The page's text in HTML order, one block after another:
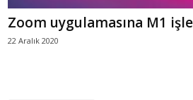
Zoom uygulamasına M1
22 Aralık 2020